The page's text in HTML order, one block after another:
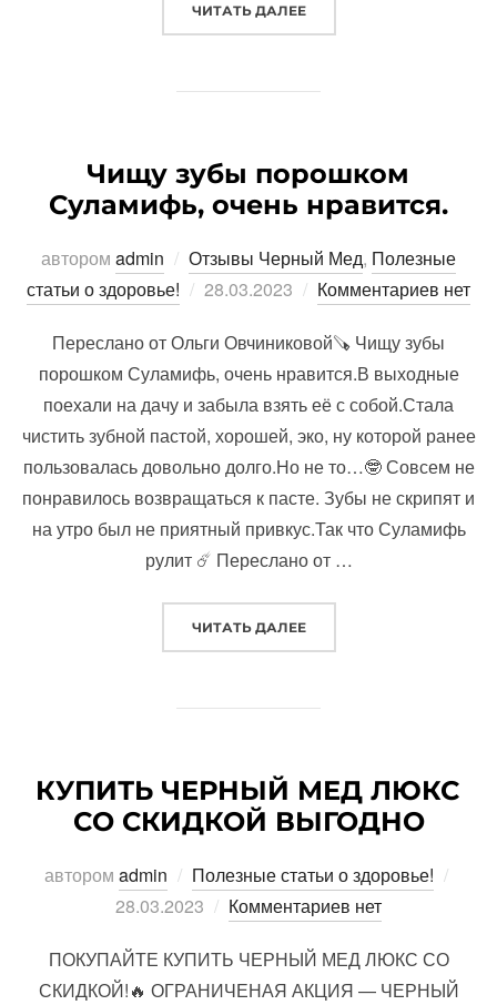
ЧИТАТЬ ДАЛЕЕ«СКОРО В ПРОДАЖЕ
Чищу зубы порошком
Суламифь, очень нравится.
автором admin Отзывы Черный Мед, Полезные
статьи о здоровье!
Опубликовано
28.03.2023 Комментариев нет
Переслано от Ольги Овчиниковой🪚 Чищу зубы
порошком Суламифь, очень нравится.В выходные
поехали на дачу и забыла взять её с собой.Стала
чистить зубной пастой, хорошей, эко, ну которой ранее
пользовалась довольно долго.Но не то…🤓 Совсем не
понравилось возвращаться к пасте. Зубы не скрипят и
на утро был не приятный привкус.Так что Суламифь
рулит ☄️ Переслано от …
ЧИТАТЬ ДАЛЕЕ«ЧИЩУ ЗУБЫ
КУПИТЬ ЧЕРНЫЙ МЕД ЛЮКС
СО СКИДКОЙ ВЫГОДНО
автором admin Полезные статьи о здоровье!
28.03.2023
Комментариев нет
ПОКУПАЙТЕ КУПИТЬ ЧЕРНЫЙ МЕД ЛЮКС СО
СКИДКОЙ!🔥 ОГРАНИЧЕНАЯ АКЦИЯ — ЧЕРНЫЙ